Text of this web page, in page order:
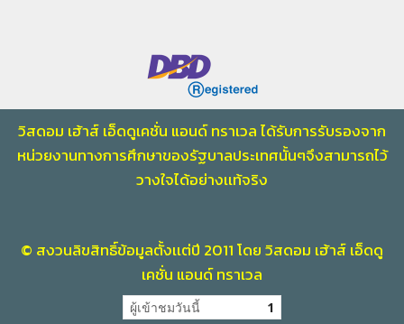
วิสดอม เฮ้าส์ เอ็ดดูเคชั่น แอนด์ ทราเวล ได้รับการรับรองจาก
หน่วยงานทางการศึกษาของรัฐบาลประเทศนั้นๆจึงสามารถไว้
วางใจได้อย่างเเท้จริง
© สงวนลิขสิทธิ์ข้อมูลตั้งเเต่ปี 2011 โดย วิสดอม เฮ้าส์ เอ็ดดู
เคชั่น แอนด์ ทราเวล
ผู้เข้าชมวันนี้ 1